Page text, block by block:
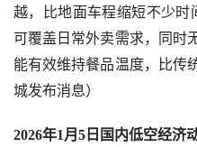
越，比地面车程缩短不少时
可覆盖日常外卖需求，同时
能有效维持餐品温度，比传
城发布消息）
2026年1月5日国内低空经济